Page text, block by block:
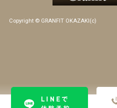
Copyright © GRANFIT OKAZAKI(c)